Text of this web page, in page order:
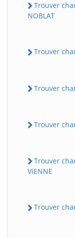
Trouver
NOBLAT
Trouver
Trouver
Trouver
Trouver
ViENNE
Trouver